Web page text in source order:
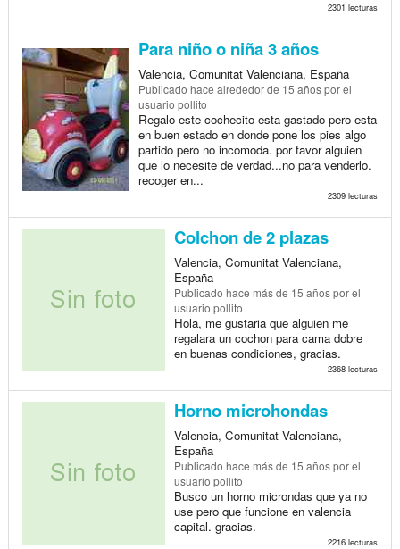
2301 lecturas
Para niño o niña 3 años
Valencia, Comunitat Valenciana, España
Publicado hace alrededor de 15 añospor el
usuario pollito
Regalo este cochecito esta gastado pero esta
en buen estado en donde pone los pies algo
partido pero no incomoda. por favor alguien
que lo necesite de verdad...no para venderlo.
recoger en...
2309 lecturas
Colchon de 2 plazas
Valencia, Comunitat Valenciana,
España
Publicado hace más de 15 añospor el
usuario pollito
Hola, me gustaria que alguien me
regalara un cochon para cama dobre
en buenas condiciones, gracias.
2368 lecturas
Horno microhondas
Valencia, Comunitat Valenciana,
España
Publicado hace más de 15 añospor el
usuario pollito
Busco un horno microndas que ya no
use pero que funcione en valencia
capital. gracias.
2216 lecturas